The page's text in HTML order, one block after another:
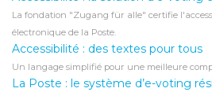
La fondation "Zugang für alle" certifie
électronique de la Poste.
Accessibilité : des textes pour tous
Un langage simplifié pour une meilleure
La Poste : le système d’e-voting